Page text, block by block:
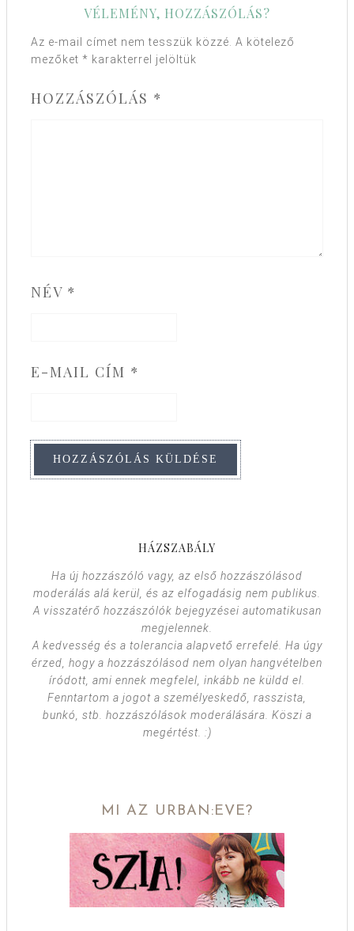
VÉLEMÉNY, HOZZÁSZÓLÁS?
Az e-mail címet nem tesszük közzé. A kötelező
mezőket * karakterrel jelöltük
HOZZÁSZÓLÁS *
NÉV *
E-MAIL CÍM *
HÁZSZABÁLY
Ha új hozzászóló vagy, az első hozzászólásod
moderálás alá kerül, és az elfogadásig nem publikus.
A visszatérő hozzászólók bejegyzései automatikusan
megjelennek.
A kedvesség és a tolerancia alapvető errefelé. Ha úgy
érzed, hogy a hozzászólásod nem olyan hangvételben
íródott, ami ennek megfelel, inkább ne küldd el.
Fenntartom a jogot a személyeskedő, rasszista,
bunkó, stb. hozzászólások moderálására. Köszi a
megértést. :)
MI AZ URBAN:EVE?